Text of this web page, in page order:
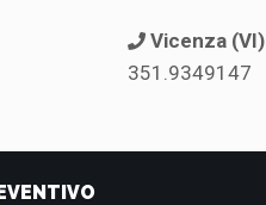
Vicenza (VI)
351.9349147